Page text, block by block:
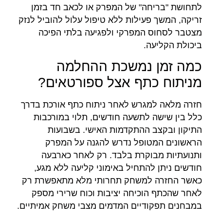
לתחושת "בריחה" של המפרק או לכאב חד בזמן
זריקה, המשך פעילות ללא טיפול עלול להוביל לנזק
מצטבר לסחוס המפרקי ולפגיעה בלתי הפיכה
ביכולת הקליעה.
כמה זמן נמשכת ההחלמה
מניתוח כתף אצל ספורטאים?
חזרה מלאה למגרש לאחר ניתוח כתף אורכת בדרך
כלל בין שישה לתשעה חודשים, תלוי במורכבות
התיקון ובקצב ההתקדמות האישי. בשבועות
הראשונים המטופל נדרש להגנה על המפרק
ותנועתיות מבוקרת בלבד. רק לאחר כארבעה
חודשים ניתן להתחיל באימוני קליעה ללא מגע,
כאשר החזרה למשחק תחרותי מלא מתאפשרת רק
לאחר שהכתף הוכיחה יציבות וכוח שרירי מספק
במבחנים תפקודיים המדמים מצבי משחק אמיתיים.